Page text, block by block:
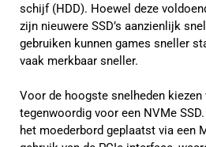
schijf (HDD). Hoewel deze
zijn nieuwere SSD’s aanzienlijk
gebruiken kunnen games sneller
vaak merkbaar sneller.
Voor de hoogste snelheden
tegenwoordig voor een NVMe
het moederbord geplaatst via een